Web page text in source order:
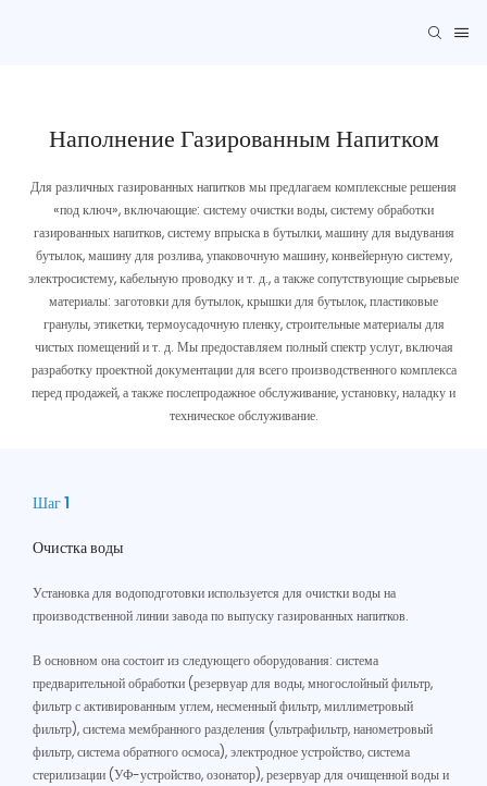
Наполнение Газированным Напитком
Для различных газированных напитков мы предлагаем комплексные решения
«под ключ», включающие: систему очистки воды, систему обработки
газированных напитков, систему впрыска в бутылки, машину для выдувания
бутылок, машину для розлива, упаковочную машину, конвейерную систему,
электросистему, кабельную проводку и т. д., а также сопутствующие сырьевые
материалы: заготовки для бутылок, крышки для бутылок, пластиковые
гранулы, этикетки, термоусадочную пленку, строительные материалы для
чистых помещений и т. д. Мы предоставляем полный спектр услуг, включая
разработку проектной документации для всего производственного комплекса
перед продажей, а также послепродажное обслуживание, установку, наладку и
техническое обслуживание.
Шаг 1
Очистка воды
Установка для водоподготовки используется для очистки воды на
производственной линии завода по выпуску газированных напитков.
В основном она состоит из следующего оборудования: система
предварительной обработки (резервуар для воды, многослойный фильтр,
фильтр с активированным углем, несменный фильтр, миллиметровый
фильтр), система мембранного разделения (ультрафильтр, нанометровый
фильтр, система обратного осмоса), электродное устройство, система
стерилизации (УФ-устройство, озонатор), резервуар для очищенной воды и